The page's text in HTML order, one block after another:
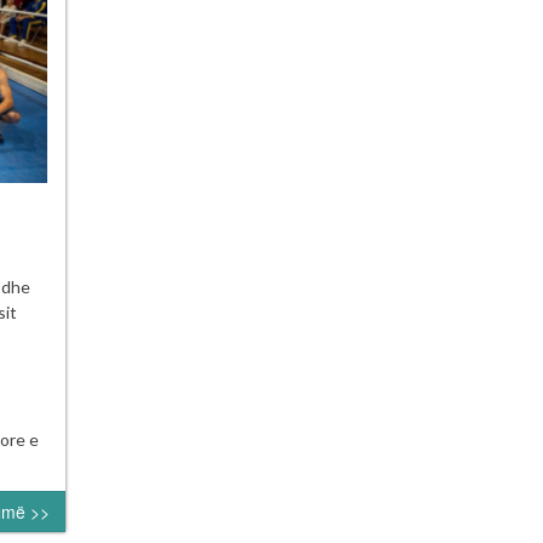
e
>>